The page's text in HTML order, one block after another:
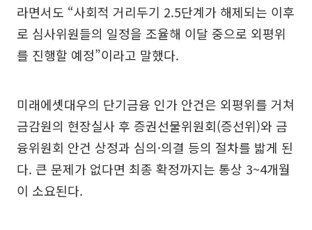
라면서도 “사회적 거리두기 2.5단계가 해제되는 이후
로 심사위원들의 일정을 조율해 이달 중으로 외평위
를 진행할 예정”이라고 말했다.
미래에셋대우의 단기금융 인가 안건은 외평위를 거쳐
금감원의 현장실사 후 증권선물위원회(증선위)와 금
융위원회 안건 상정과 심의·의결 등의 절차를 밟게 된
다. 큰 문제가 없다면 최종 확정까지는 통상 3~4개월
이 소요된다.